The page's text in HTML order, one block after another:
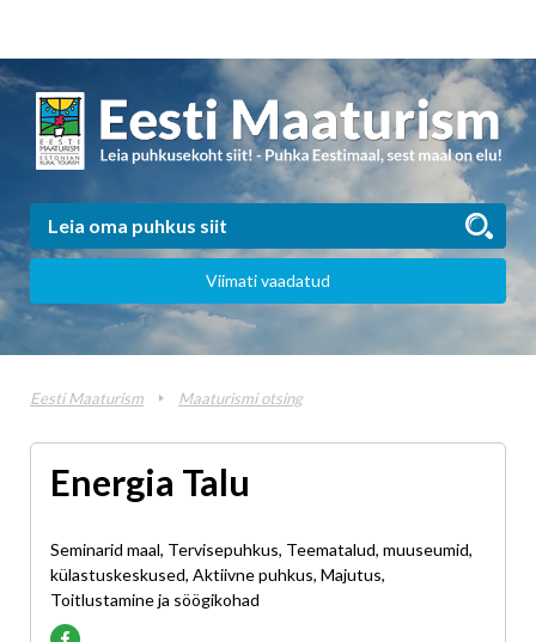
Viimati vaadatud
Eesti Maaturism Maaturismi otsing
Energia Talu
Seminarid maal, Tervisepuhkus, Teematalud, muuseumid,
külastuskeskused, Aktiivne puhkus, Majutus,
Toitlustamine ja söögikohad